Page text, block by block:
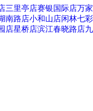
三里亭店赛银国际店万
南路店小和山店闲林七
店星桥店滨江春晓路店